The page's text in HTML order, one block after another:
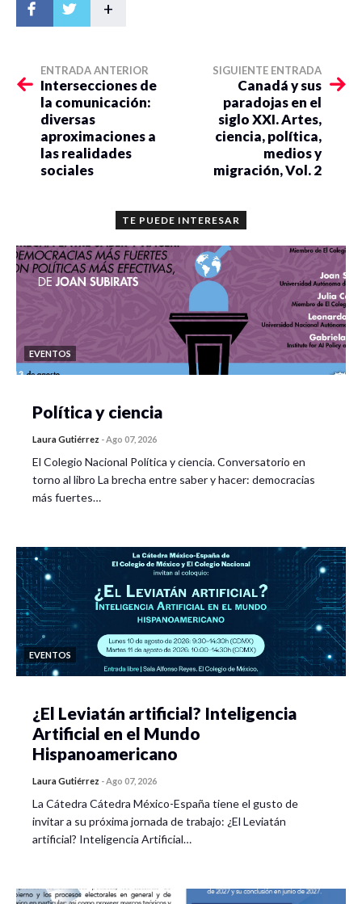
+
ENTRADA ANTERIOR
Intersecciones de
la comunicación:
diversas
aproximaciones a
las realidades
sociales
SIGUIENTE ENTRADA
Canadá y sus
paradojas en el
siglo XXI. Artes,
ciencia, política,
medios y
migración, Vol. 2
TE PUEDE INTERESAR
EVENTOS
Política y ciencia
Laura Gutiérrez -Ago 07, 2026
El Colegio Nacional Política y ciencia. Conversatorio en
torno al libro La brecha entre saber y hacer: democracias
más fuertes…
EVENTOS
¿El Leviatán artificial? Inteligencia
Artificial en el Mundo
Hispanoamericano
Laura Gutiérrez -Ago 07, 2026
La Cátedra Cátedra México-España tiene el gusto de
invitar a su próxima jornada de trabajo: ¿El Leviatán
artificial? Inteligencia Artificial…